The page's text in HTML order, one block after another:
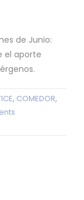
de Junio:
el aporte
, COMEDOR,